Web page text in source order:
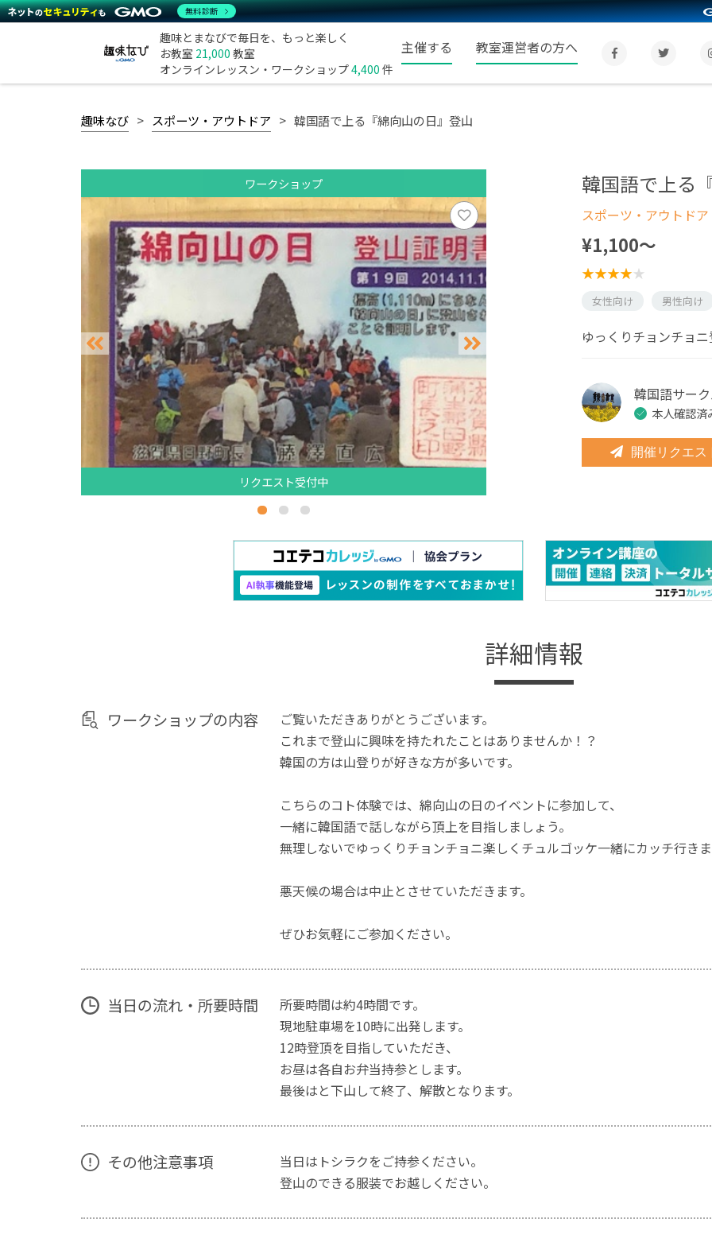
趣味とまなびで毎日を、もっと楽しく
お教室 21,000 教室
オンラインレッスン・ワークショップ4,400 件
主催する 教室運営者の方へ
趣味なび スポーツ・アウトドア 韓国語で上る『綿向山の日』登山
ワークショップ
リクエスト受付中
韓国語で上る
スポーツ・アウトドア
¥1,100〜
女性向け 男性向け
ゆっくりチョンチョニ
韓国語サー
本人確認済
開催リクエス
詳細情報
ワークショップの内容
ご覧いただきありがとうございます。
これまで登山に興味を持たれたことはありませんか！？
韓国の方は山登りが好きな方が多いです。
こちらのコト体験では、綿向山の日のイベントに参加して、
一緒に韓国語で話しながら頂上を目指しましょう。
無理しないでゆっくりチョンチョニ楽しくチュルゴッケ一緒にカッチ行き
悪天候の場合は中止とさせていただきます。
ぜひお気軽にご参加ください。
当日の流れ・所要時間
所要時間は約4時間です。
現地駐車場を10時に出発します。
12時登頂を目指していただき、
お昼は各自お弁当持参とします。
最後はと下山して終了、解散となります。
その他注意事項
当日はトシラクをご持参ください。
登山のできる服装でお越しください。
無料診断